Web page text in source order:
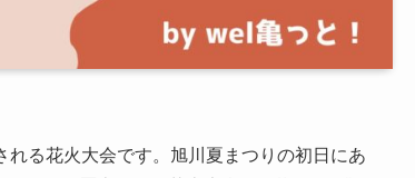
る花火大会です。旭川夏まつりの初日にあ